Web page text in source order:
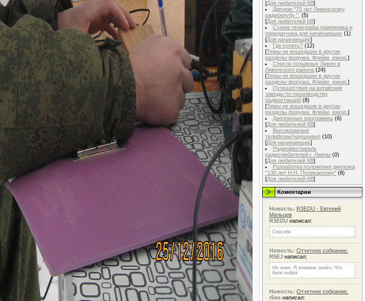
[Для любителей КВ]
Диплом "70 лет Ливенскому
радиоклубу ". (5)
[Для любителей КВ]
Схема телеграфа приёмника и
передатчика для начинающих (1)
[Для начинающих]
Где купить? (12)
[Темы не вошедшие в другие
разделы форума. Флейм, юмор. ]
Список позывных Ливен и
Ливенского района (24)
[Темы не вошедшие в другие
разделы форума. Флейм, юмор. ]
Путешествия на китайские
заводы по производству
радиостанций (8)
[Темы не вошедшие в другие
разделы форума. Флейм, юмор. ]
Дипломные программы (6)
[Для любителей КВ]
Высокоомные
телефоны(наушники) (10)
[Для начинающих]
Радиофестиваль
радиолюбителей г. Ливны (0)
[Для любителей КВ]
Разработка положения диплома
"130 лет Н.Н. Поликарпову" (8)
[Для любителей КВ]
Коментарии
Новость: R3EDU - Евгений
Мальцев
R3EDU написал:
Спасибо
Новость: Отчетное собрание.
R5EJ написал:
Не знаю. Я впервые зашёл. Что
было выбра
Новость: Отчетное собрание.
r5eo написал: